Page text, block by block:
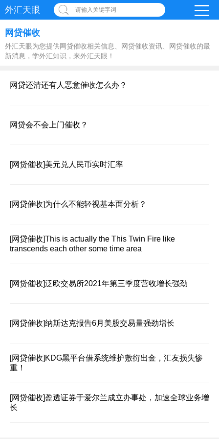
外汇天眼 请输入关键字词
网贷催收
外汇天眼为您提供网贷催收相关信息、网贷催收资讯、网贷催收的最
新消息，学外汇知识，来外汇天眼！
网贷还清还有人恶意催收怎么办？
网贷会不会上门催收？
[网贷催收]美元兑人民币实时汇率
[网贷催收]为什么不能轻视基本面分析？
[网贷催收]This is actually the This Twin Fire like
transcends each other some time area
[网贷催收]泛欧交易所2021年第三季度营收增长强劲
[网贷催收]纳斯达克报告6月美股交易量强劲增长
[网贷催收] KDG黑平台借系统维护敷衍出金，汇友损失惨
重！
[网贷催收]盈透证券于爱尔兰成立办事处，加速全球业务增
长